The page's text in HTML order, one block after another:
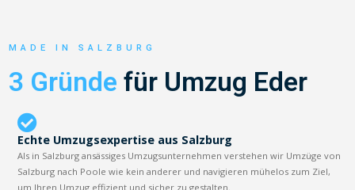
MADE IN SALZBURG
3 Gründe für Umzug Eder
Echte Umzugsexpertise aus Salzburg
Als in Salzburg ansässiges Umzugsunternehmen verstehen wir Umzüge von
Salzburg nach Poole wie kein anderer und navigieren mühelos zum Ziel,
um Ihren Umzug effizient und sicher zu gestalten.